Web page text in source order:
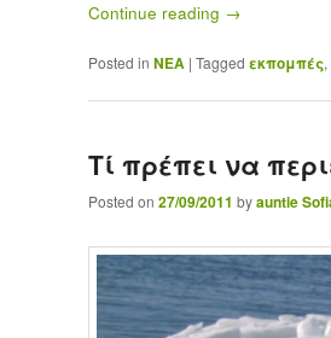
Continue reading →
Posted in ΝΕΑ | Tagged εκπομπές,
Τί πρέπει να
Posted on 27/09/2011 byauntie